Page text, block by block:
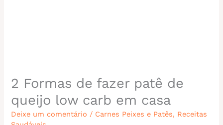
2 Formas de fazer patê de
queijo low carb em casa
Deixe um comentário / Carnes Peixes e Patês, Receitas